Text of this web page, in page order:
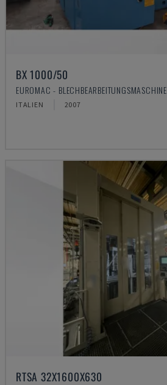
BX 1000/50
EUROMAC - BLECHBEARBEITUNGSMASCHINE
ITALIEN 2007
RTSA 32X1600X630